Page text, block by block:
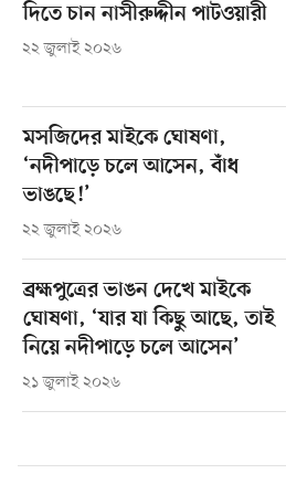
দিতে চান নাসীরুদ্দীন পাটওয়ারী
২২ জুলাই ২০২৬
মসজিদের মাইকে ঘোষণা,
‘নদীপাড়ে চলে আসেন, বাঁধ
ভাঙছে!’
২২ জুলাই ২০২৬
ব্রহ্মপুত্রের ভাঙন দেখে মাইকে
ঘোষণা, ‘যার যা কিছু আছে, তাই
নিয়ে নদীপাড়ে চলে আসেন’
২১ জুলাই ২০২৬